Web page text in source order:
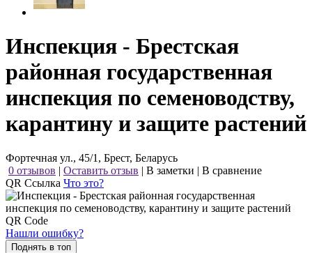
Инспекция - Брестская
районная государственная
инспекция по семеноводству,
карантину и защите растений
Фортечная ул., 45/1, Брест, Беларусь
0 отзывов | Оставить отзыв | В заметки | В сравнение
QR Ссылка Что это?
Нашли ошибку?
Поднять в топ